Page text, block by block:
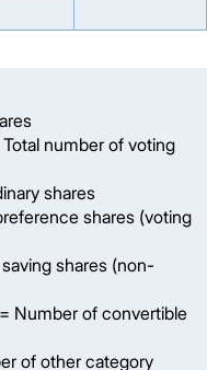
Total number of voting
shares
shares (voting
shares (non-
= Number of convertible
of other category